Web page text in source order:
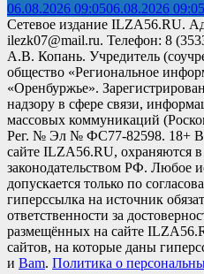
06.08.2026 09:0506.08.2026 09:05
Сетевое издание ILZA56.RU.
ilezk07@mail.ru. Телефон: 8
А.В. Копань. Учредитель
общество «Региональное
«Оренбуржье».
надзору в сфере связи,
массовых коммуникаций
Рег. № Эл № ФС77-82598. 18+
сайте ILZA56.RU, охраняются в
законодательством РФ. Любое
допускается только по
гиперссылка на источник
ответственности за
размещённых на сайте
сайтов, на которые даны
и Bam. Политика о